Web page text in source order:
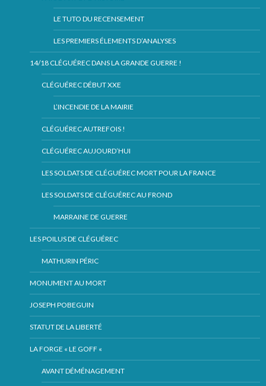
LE TUTO DU RECENSEMENT
LES PREMIERS ÉLEMENTS D’ANALYSES
14/18 CLÉGUÉREC DANS LA GRANDE GUERRE !
CLÉGUÉREC DÉBUT XXE
L’INCENDIE DE LA MAIRIE
CLÉGUÉREC AUTREFOIS !
CLÉGUÉREC AUJOURD’HUI
LES SOLDATS DE CLÉGUÉREC MORT POUR LA FRANCE
LES SOLDATS DE CLÉGUÉREC AU FROND
MARRAINE DE GUERRE
LES POILUS DE CLÉGUÉREC
MATHURIN PÉRIC
MONUMENT AU MORT
JOSEPH POBEGUIN
STATUT DE LA LIBERTÉ
LA FORGE « LE GOFF «
AVANT DÉMÉNAGEMENT